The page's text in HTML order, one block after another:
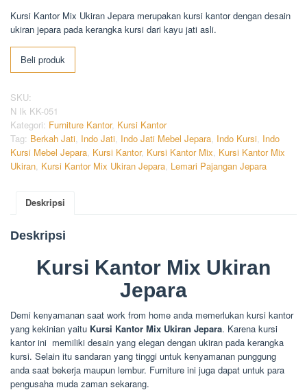
Kursi Kantor Mix Ukiran Jepara merupakan kursi kantor dengan desain
ukiran jepara pada kerangka kursi dari kayu jati asli.
Beli produk
SKU:
N Ik KK-051
Kategori: Furniture Kantor, Kursi Kantor
Tag: Berkah Jati Indo Jati Indo Jati Mebel Jepara Indo Kursi Indo
Kursi Mebel Jepara Kursi Kantor, Kursi Kantor Mix Kursi Kantor Mix
Ukiran Kursi Kantor Mix Ukiran Jepara Lemari Pajangan Jepara
Deskripsi
Deskripsi
Kursi Kantor Mix Ukiran
Jepara
Demi kenyamanan saat work from home anda memerlukan kursi kantor
yang kekinian yaitu Kursi Kantor Mix Ukiran Jepara. Karena kursi
kantor ini memiliki desain yang elegan dengan ukiran pada kerangka
kursi. Selain itu sandaran yang tinggi untuk kenyamanan punggung
anda saat bekerja maupun lembur. Furniture ini juga dapat untuk para
pengusaha muda zaman sekarang.